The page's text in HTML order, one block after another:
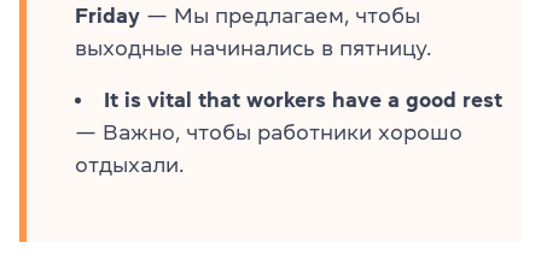
Friday — Мы предлагаем, чтобы
выходные начинались в пятницу.
It is vital that workers have a good rest
— Важно, чтобы работники хорошо
отдыхали.